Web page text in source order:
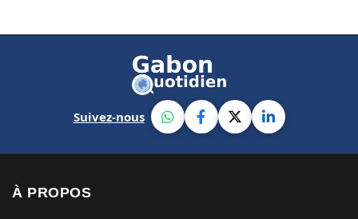
Suivez-nous
À PROPOS